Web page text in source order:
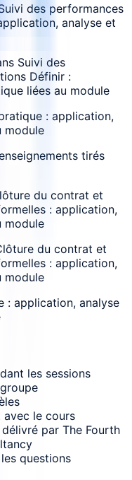
des performances
analyse et
Suivi des
Définir :
liées au module
: application,
module
tirés
du contrat et
: application,
module
du contrat et
: application,
module
: application, analyse
les sessions
le cours
par The Fourth
questions